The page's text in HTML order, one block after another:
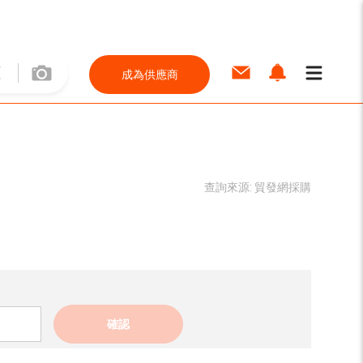
成為供應商
查詢來源: 貿發網採購
確認